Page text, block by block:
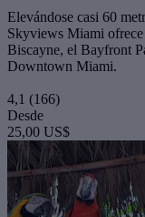
Elevándose casi 60
Skyviews Miami ofrece
Biscayne, el Bayfront
Downtown Miami.
4,1 (166)
Desde
25,00 US$